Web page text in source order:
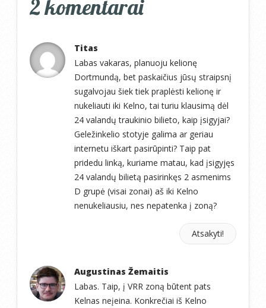
2 komentarai
Titas
Labas vakaras, planuoju kelionę
Dortmundą, bet paskaičius jūsų straipsnį
sugalvojau šiek tiek praplėsti kelionę ir
nukeliauti iki Kelno, tai turiu klausimą dėl
24 valandų traukinio bilieto, kaip įsigyjai?
Geležinkelio stotyje galima ar geriau
internetu iškart pasirūpinti? Taip pat
pridedu linką, kuriame matau, kad įsigyjęs
24 valandų bilietą pasirinkęs 2 asmenims
D grupė (visai zonai) aš iki Kelno
nenukeliausiu, nes nepatenka į zoną?
Atsakyti!
Augustinas Žemaitis
Labas. Taip, į VRR zoną būtent pats
Kelnas neįeina. Konkrečiai iš Kelno